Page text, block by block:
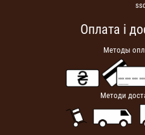
Оплата і
Методы
Методи